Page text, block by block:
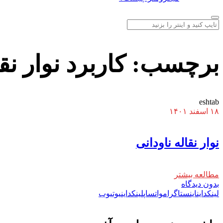
برچسب:کاربرد نوار
eshtab
۱۸ اسفند ۱۴۰۱
نوار نقاله ناودانی
مطالعه بیشتر
بدون دیدگاه
لینکدایناینستاگرامواتساپلینکداینیوتیوب